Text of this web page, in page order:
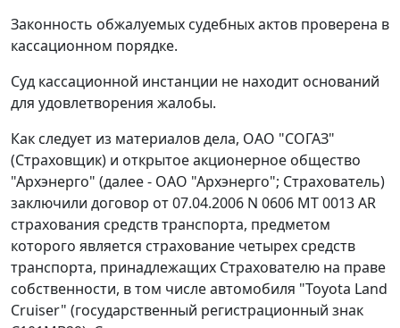
Законность обжалуемых судебных актов проверена в
кассационном порядке.
Суд кассационной инстанции не находит оснований
для удовлетворения жалобы.
Как следует из материалов дела, ОАО "СОГАЗ"
(Страховщик) и открытое акционерное общество
"Архэнерго" (далее - ОАО "Архэнерго"; Страхователь)
заключили договор от 07.04.2006 N 0606 МТ 0013 AR
страхования средств транспорта, предметом
которого является страхование четырех средств
транспорта, принадлежащих Страхователю на праве
собственности, в том числе автомобиля "Toyota Land
Cruiser" (государственный регистрационный знак